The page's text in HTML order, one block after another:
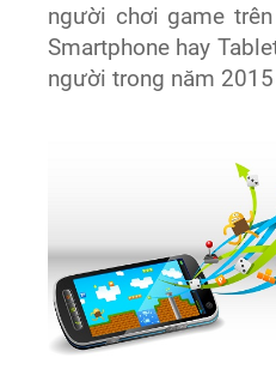
người chơi game
Smartphone hay
người trong năm 2015